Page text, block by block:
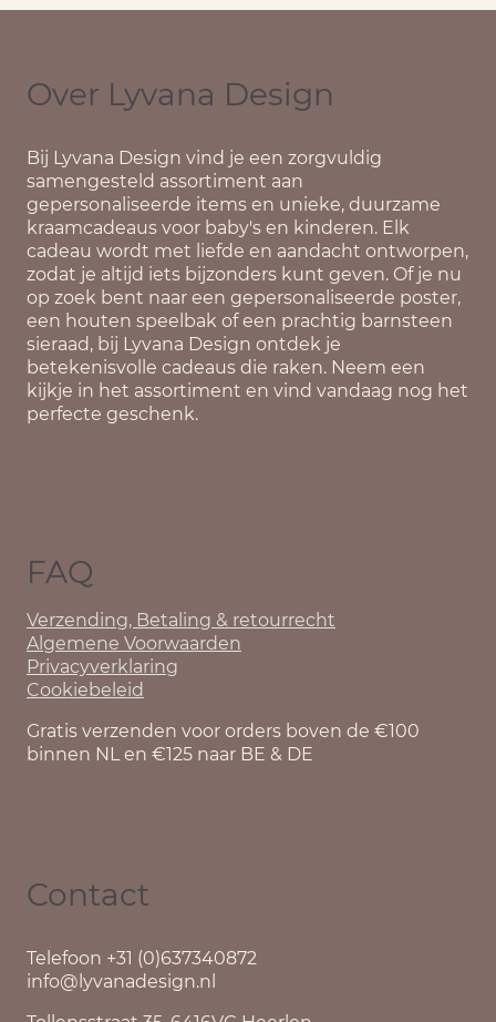
Over Lyvana Design
Bij Lyvana Design vind je een zorgvuldig
samengesteld assortiment aan
gepersonaliseerde items en unieke, duurzame
kraamcadeaus voor baby's en kinderen. Elk
cadeau wordt met liefde en aandacht ontworpen,
zodat je altijd iets bijzonders kunt geven. Of je nu
op zoek bent naar een gepersonaliseerde poster,
een houten speelbak of een prachtig barnsteen
sieraad, bij Lyvana Design ontdek je
betekenisvolle cadeaus die raken. Neem een
kijkje in het assortiment en vind vandaag nog het
perfecte geschenk.
FAQ
Verzending, Betaling & retourrecht
Algemene Voorwaarden
Privacyverklaring
Cookiebeleid
Gratis verzenden voor orders boven de €100
binnen NL en €125 naar BE & DE
Contact
Telefoon +31 (0)637340872
info@lyvanadesign.nl